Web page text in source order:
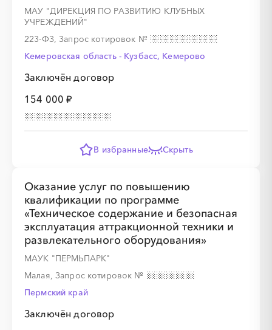
МАУ "ДИРЕКЦИЯ ПО РАЗВИТИЮ КЛУБНЫХ
УЧРЕЖДЕНИЙ"
223-ФЗ, Запрос котировок №
Кемеровская область - Кузбасс, Кемерово
Заключён договор
154 000 ₽
В избранные Скрыть
Оказание услуг по повышению
квалификации по программе
«Техническое содержание и безопасная
эксплуатация аттракционной техники и
развлекательного оборудования»
МАУК "ПЕРМЬПАРК"
Малая, Запрос котировок №
Пермский край
Заключён договор